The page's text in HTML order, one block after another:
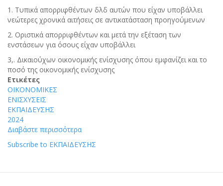
1. Τυπικά απορριφθέντων δλδ αυτών που είχαν υποβάλλει
νεώτερες χρονικά αιτήσεις σε αντικατάσταση προηγούμενων
2. Οριστικά απορριφθέντων και μετά την εξέταση των
ενστάσεων για όσους είχαν υποβάλλει
3,. Δικαιούχων οικονομικής ενίσχυσης όπου εμφανίζει και το
ποσό της οικονομικής ενίσχυσης
Ετικέτες
ΟΙΚΟΝΟΜΙΚΕΣ
ΕΝΙΣΧΥΣΕΙΣ
ΕΚΠΑΙΔΕΥΣΗΣ
2024
Διαβάστε περισσότερα
ΟΙΚΟΝΟΜΙΚΕΣ
Subscribe to ΕΚΠΑΙΔΕΥΣΗΣ